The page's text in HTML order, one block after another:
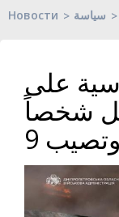
Новости سياسة
على
شخصاً
وتصيب 9